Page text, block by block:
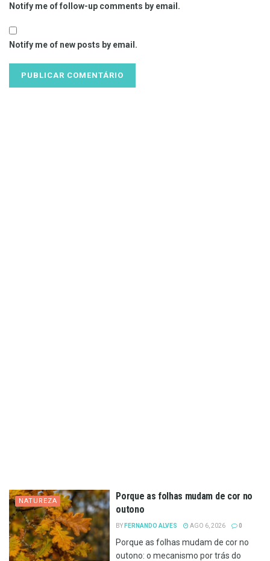
Notify me of follow-up comments by email.
Notify me of new posts by email.
NATUREZA
Porque as folhas mudam de cor no
outono
BY FERNANDO ALVES AGO 6, 2026 0
Porque as folhas mudam de cor no
outono: o mecanismo por trás do